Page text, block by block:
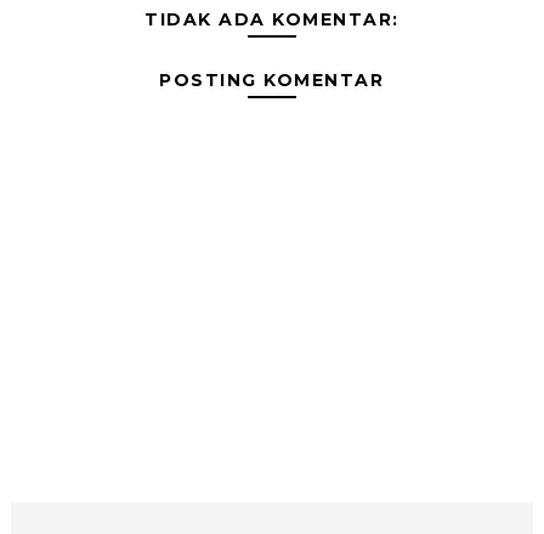
TIDAK ADA KOMENTAR:
POSTING KOMENTAR